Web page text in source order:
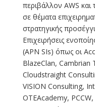
περιβάλλον AWS και
σε θέματα
στρατηγικής
Επιχειρήσεις
(APN SIs) όπως οι
BlazeClan, Cambrian
Cloudstraight
VISION Consulting,
OTEAcademy,